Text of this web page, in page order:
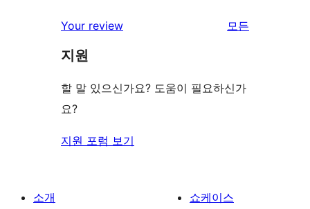
기
후
기
점
후
Your review 모든
지원
할 말 있으신가요? 도움이 필요하신가
요?
지원 포럼 보기
소개
쇼케이스